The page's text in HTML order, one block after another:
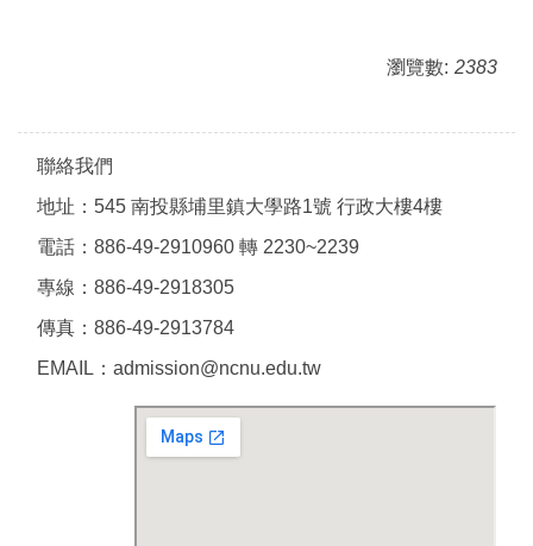
瀏覽數: 2383
聯絡我們
地址：545 南投縣埔里鎮大學路1號 行政大樓4樓
電話：886-49-2910960 轉 2230~2239
專線：886-49-2918305
傳真：886-49-2913784
EMAIL：admission@ncnu.edu.tw